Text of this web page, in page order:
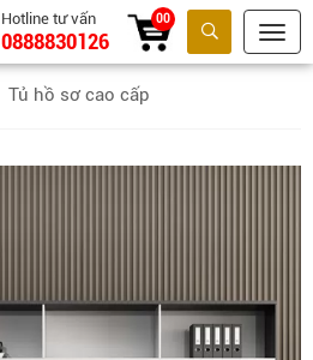
Tìm kiếm
Hotline tư vấn
0888830126
00
Tủ hồ sơ cao cấp